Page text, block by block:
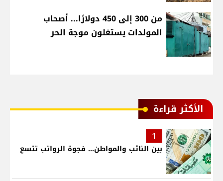
من 300 إلى 450 دولارًا... أصحاب
المولدات يستغلون موجة الحر
الأكثر قراءة
1
بين النائب والمواطن... فجوة الرواتب تتسع